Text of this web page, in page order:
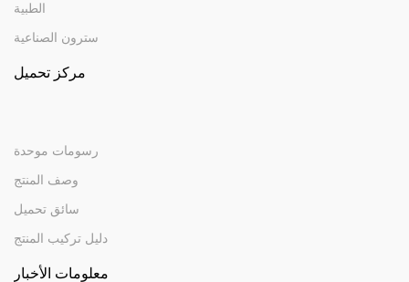
الطبية
سترون الصناعية
مركز تحميل
رسومات موحدة
وصف المنتج
سائق تحميل
دليل تركيب المنتج
معلومات الأخبار